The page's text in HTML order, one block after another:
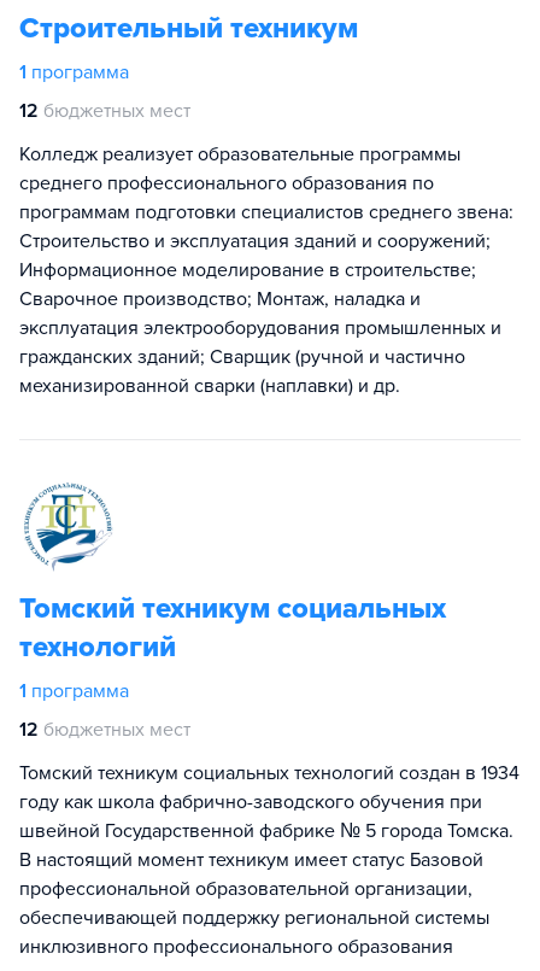
Строительный техникум
1 программа
12 бюджетных мест
Колледж реализует образовательные программы
среднего профессионального образования по
программам подготовки специалистов среднего звена:
Строительство и эксплуатация зданий и сооружений;
Информационное моделирование в строительстве;
Сварочное производство; Монтаж, наладка и
эксплуатация электрооборудования промышленных и
гражданских зданий; Сварщик (ручной и частично
механизированной сварки (наплавки) и др.
Томский техникум социальных
технологий
1 программа
12 бюджетных мест
Томский техникум социальных технологий создан в 1934
году как школа фабрично-заводского обучения при
швейной Государственной фабрике № 5 города Томска.
В настоящий момент техникум имеет статус Базовой
профессиональной образовательной организации,
обеспечивающей поддержку региональной системы
инклюзивного профессионального образования